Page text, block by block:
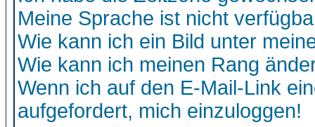
Meine Sprache ist nicht
Wie kann ich ein Bild unter
Wie kann ich meinen Rang
Wenn ich auf den E-Mail-Link
aufgefordert, mich einzuloggen!